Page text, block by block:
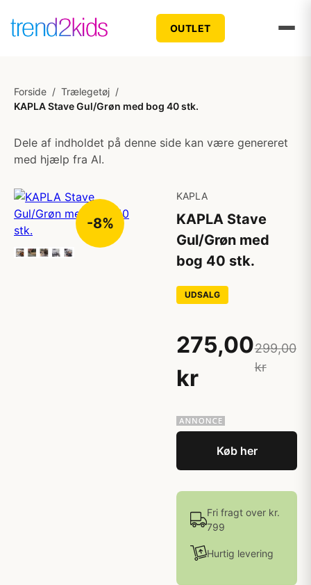
OUTLET
Forside / Trælegetøj /
KAPLA Stave Gul/Grøn med bog 40 stk.
Dele af indholdet på denne side kan være genereret
med hjælp fra AI.
-8%
KAPLA
KAPLA Stave
Gul/Grøn med
bog 40 stk.
UDSALG
275,00
kr
299,00
kr
Køb her
Fri fragt over kr.
799
Hurtig levering